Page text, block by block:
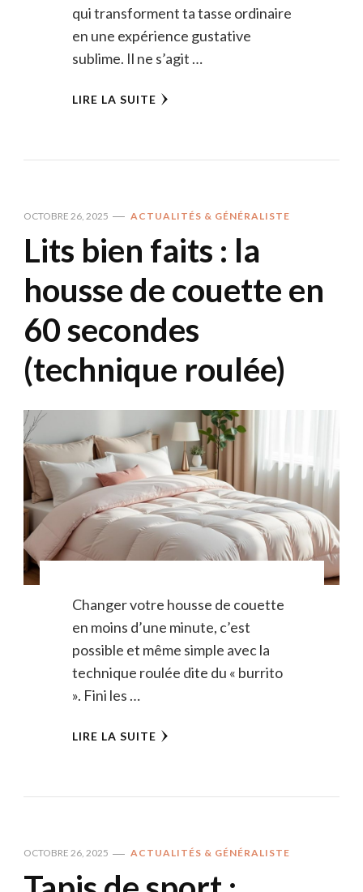
qui transforment ta tasse ordinaire
en une expérience gustative
sublime. Il ne s’agit …
LIRE LA SUITE
OCTOBRE 26, 2025 ACTUALITÉS & GÉNÉRALISTE
Lits bien faits : la
housse de couette en
60 secondes
(technique roulée)
Changer votre housse de couette
en moins d’une minute, c’est
possible et même simple avec la
technique roulée dite du « burrito
». Fini les …
LIRE LA SUITE
OCTOBRE 26, 2025 ACTUALITÉS & GÉNÉRALISTE